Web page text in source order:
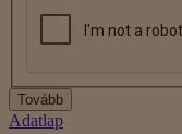
Tovább
Adatlap